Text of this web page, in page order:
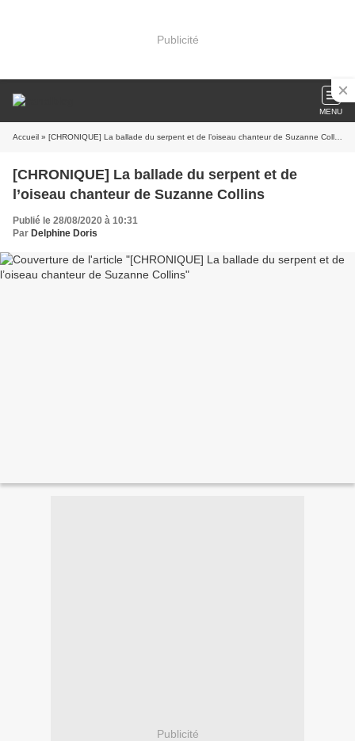
Publicité
MENU
Accueil » [CHRONIQUE] La ballade du serpent et de l’oiseau chanteur de Suzanne Collins
[CHRONIQUE] La ballade du serpent et de
l’oiseau chanteur de Suzanne Collins
Publié le 28/08/2020 à 10:31
Par Delphine Doris
Publicité